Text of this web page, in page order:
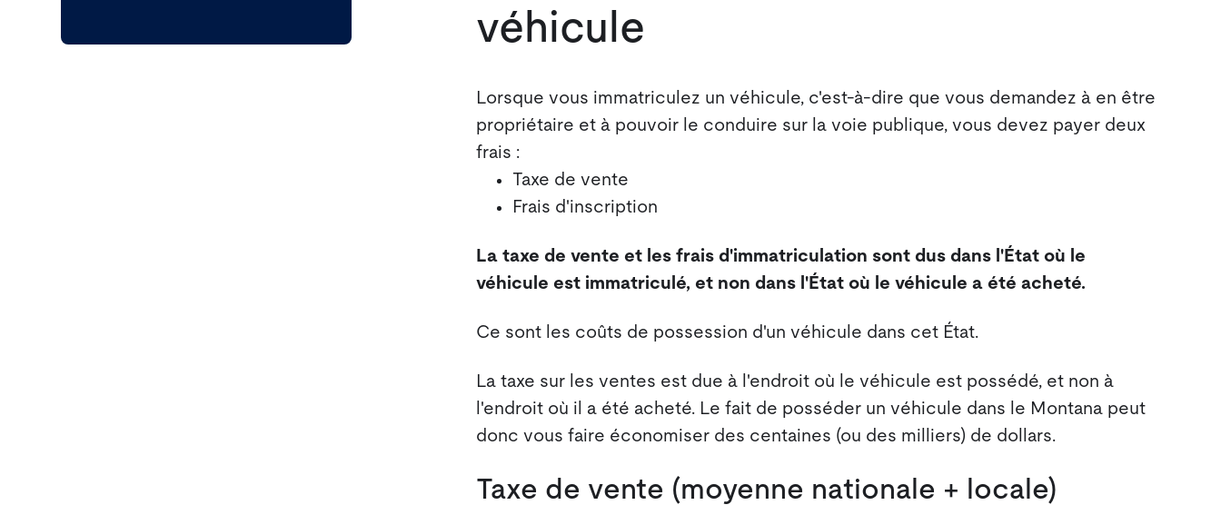
véhicule
Lorsque vous immatriculez un véhicule, c'est-à-dire que vous demandez à en être
propriétaire et à pouvoir le conduire sur la voie publique, vous devez payer deux
frais :
Taxe de vente
Frais d'inscription
La taxe de vente et les frais d'immatriculation sont dus dans l'État où le
véhicule est immatriculé, et non dans l'État où le véhicule a été acheté.
Ce sont les coûts de possession d'un véhicule dans cet État.
La taxe sur les ventes est due à l'endroit où le véhicule est possédé, et non à
l'endroit où il a été acheté. Le fait de posséder un véhicule dans le Montana peut
donc vous faire économiser des centaines (ou des milliers) de dollars.
Taxe de vente (moyenne nationale + locale)